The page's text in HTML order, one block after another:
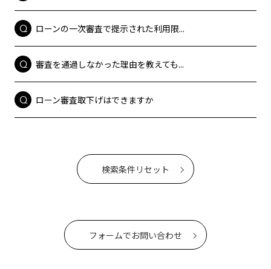
ローンの一次審査で提示された利用限...
審査を通過しなかった理由を教えても...
ローン審査取下げはできますか
検索条件リセット
フォームでお問い合わせ